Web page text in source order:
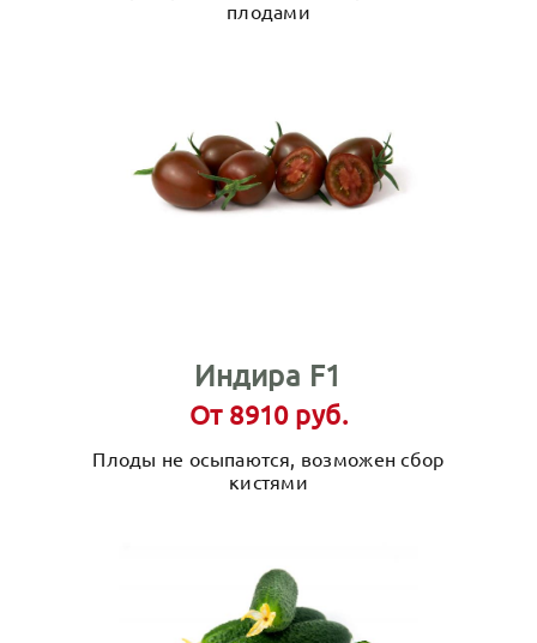
плодами
Индира F1
От 8910 руб.
Плоды не осыпаются, возможен сбор
кистями